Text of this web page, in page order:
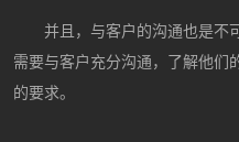
并且，与客户的沟通也是不
需要与客户充分沟通，了解他们
的要求。